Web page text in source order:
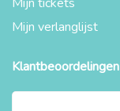
Mijn verlanglijst
Klantbeoordelingen